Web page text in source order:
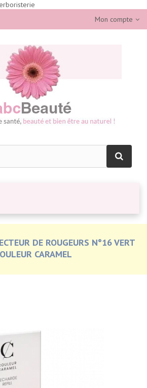
Mon compte
DE ROUGEURS N°16 VERT
CARAMEL